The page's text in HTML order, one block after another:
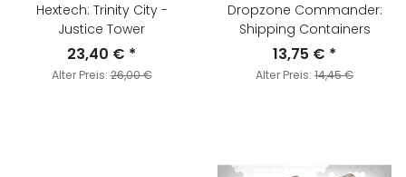
Hextech: Trinity City -
Justice Tower
23,40 € *
Alter Preis:26,00 €
Dropzone Commander:
Shipping Containers
13,75 € *
Alter Preis: 14,45 €